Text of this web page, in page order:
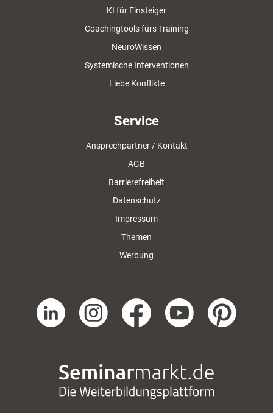
KI für Einsteiger
Coachingtools fürs Training
NeuroWissen
Systemische Interventionen
Liebe Konflikte
Service
Ansprechpartner / Kontakt
AGB
Barrierefreiheit
Datenschutz
Impressum
Themen
Werbung